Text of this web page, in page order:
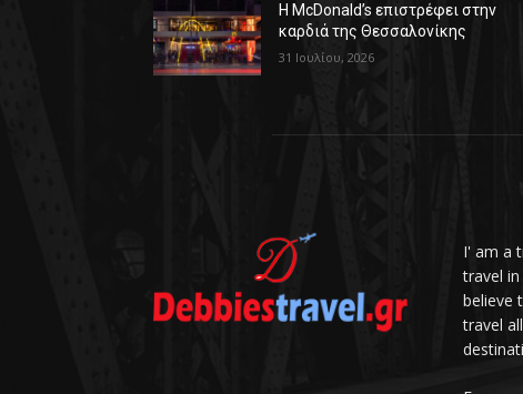
Η McDonald’s επιστρέφει στην
καρδιά της Θεσσαλονίκης
31 Ιουλίου, 2026
I' am a
travel
believe
travel